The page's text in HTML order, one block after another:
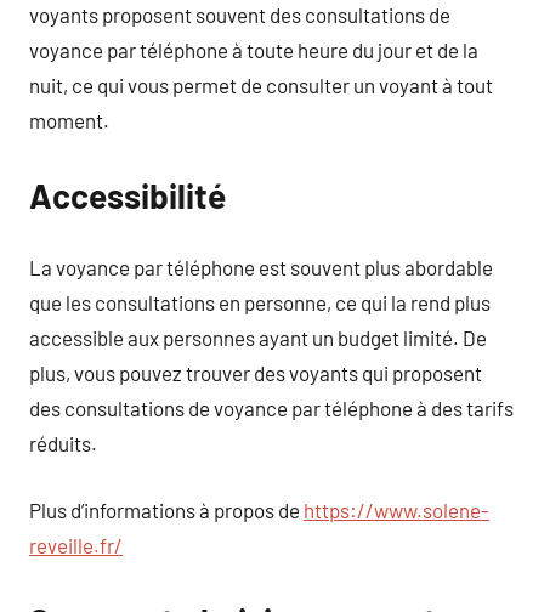
voyants proposent souvent des consultations de
voyance par téléphone à toute heure du jour et de la
nuit, ce qui vous permet de consulter un voyant à tout
moment.
Accessibilité
La voyance par téléphone est souvent plus abordable
que les consultations en personne, ce qui la rend plus
accessible aux personnes ayant un budget limité. De
plus, vous pouvez trouver des voyants qui proposent
des consultations de voyance par téléphone à des tarifs
réduits.
Plus d’informations à propos de https://www.solene-
reveille.fr/